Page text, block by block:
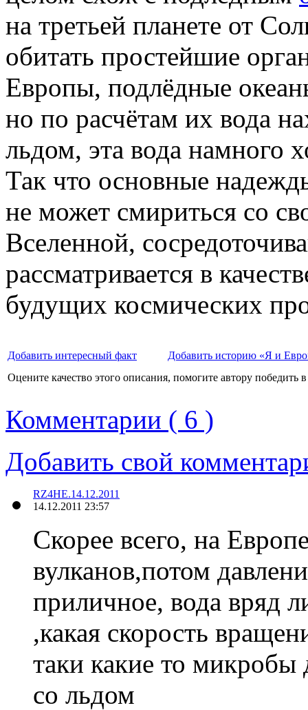
на третьей планете от
обитать простейшие
Европы, подлёдные
но по расчётам их вода
льдом, эта вода намного
Так что основные
не может смириться со
Вселенной,
рассматривается в
будущих космических
Добавить интересный факт
Добавить историю «Я и
Оцените качество этого описания, помогите автору победить
Комментарии ( 6 )
Добавить свой
RZ4HE.14.12.2011
14.12.2011 23:57
Скорее всего, на
вулканов,потом
приличное, вода вряд
,какая скорость
таки какие то
со льдом